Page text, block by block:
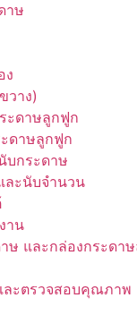
าษ
ง
วาง)
ะดาษลูกฟูก
ดาษลูกฟูก
บกระดาษ
ละนับจำนวน
าน
ษ และกล่องกระดา
ละตรวจสอบคุณภาพ